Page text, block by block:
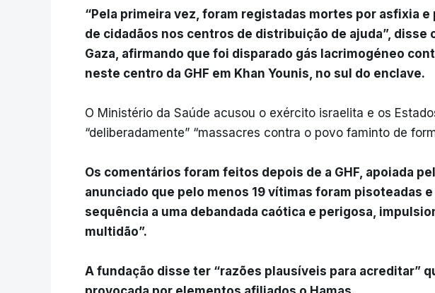
“Pela primeira vez, foram registadas mortes por asfixia e
de cidadãos nos centros de distribuição de ajuda”, disse
Gaza, afirmando que foi disparado gás lacrimogéneo
neste centro da GHF em Khan Younis, no sul do enclave.
O Ministério da Saúde acusou o exército israelita e os
“deliberadamente” “massacres contra o povo faminto de
Os comentários foram feitos depois de a GHF, apoiada
anunciado que pelo menos 19 vítimas foram pisoteadas
sequência a uma debandada caótica e perigosa,
multidão”.
A fundação disse ter “razões plausíveis para acreditar”